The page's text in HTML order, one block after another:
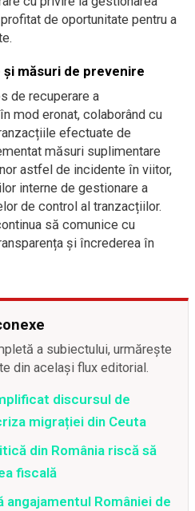
de oportunitate pentru a
măsuri de prevenire
de recuperare a
mod eronat, colaborând cu
efectuate de
măsuri suplimentare
astfel de incidente în viitor,
interne de gestionare a
de control al tranzacțiilor.
să comunice cu
și încrederea în
a subiectului, urmărește
din același flux editorial.
discursul de
migrației din Ceuta
din România riscă să
fiscală
angajamentul României de